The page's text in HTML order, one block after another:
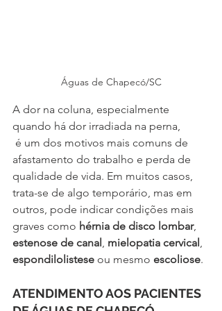
Águas de Chapecó/SC
A dor na coluna, especialmente
quando há dor irradiada na perna,
afastamento do trabalho e perda de
qualidade de vida. Em muitos casos,
trata-se de algo temporário, mas em
outros, pode indicar condições mais
graves como hérnia de disco lombar,
estenose de canal , mielopatia cervical ,
espondilolistese ou mesmo escoliose.
ATENDIMENTO AOS PACIENTES